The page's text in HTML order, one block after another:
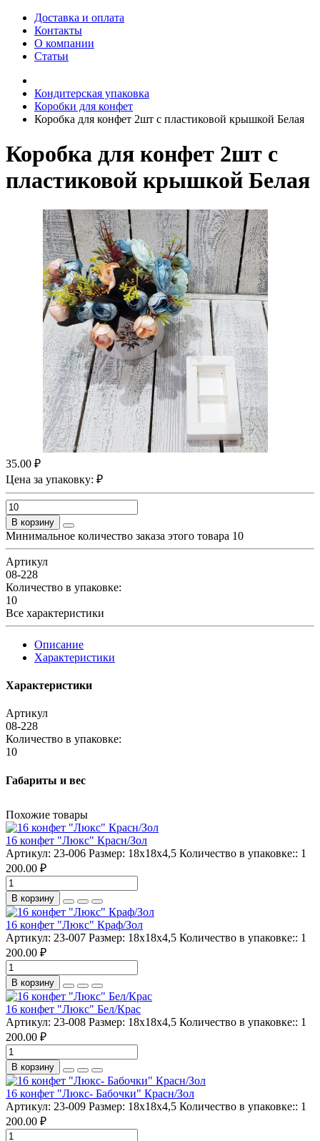
Доставка и оплата
Контакты
О компании
Статьи
Кондитерская упаковка
Коробки для конфет
Коробка для конфет 2шт с пластиковой крышкой Белая
Коробка для конфет 2шт с
пластиковой крышкой Белая
35.00 ₽
Цена за упаковку: ₽
В корзину
Минимальное количество заказа этого товара 10
Артикул
08-228
Количество в упаковке:
10
Все характеристики
Описание
Характеристики
Характеристики
Артикул
08-228
Количество в упаковке:
10
Габариты и вес
Похожие товары
16 конфет "Люкс" Красн/Зол
Артикул: 23-006 Размер: 18х18х4,5 Количество в упаковке:: 1
200.00 ₽
В корзину
16 конфет "Люкс" Краф/Зол
Артикул: 23-007 Размер: 18х18х4,5 Количество в упаковке:: 1
200.00 ₽
В корзину
16 конфет "Люкс" Бел/Крас
Артикул: 23-008 Размер: 18х18х4,5 Количество в упаковке:: 1
200.00 ₽
В корзину
16 конфет "Люкс- Бабочки" Красн/Зол
Артикул: 23-009 Размер: 18х18х4,5 Количество в упаковке:: 1
200.00 ₽